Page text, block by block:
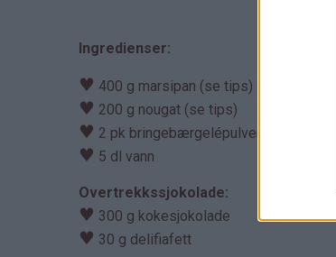
Ingredienser:
♥ 400 g marsipan (se tips)
♥ 200 g nougat (se tips)
♥ 2 pk bringebærgelépulver (se tips)
♥ 5 dl vann
Overtrekkssjokolade:
♥ 300 g kokesjokolade
♥ 30 g delifiafett